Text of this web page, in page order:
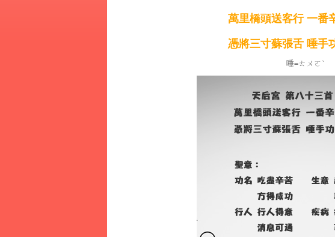
萬里橋頭送客行 一番
憑將三寸蘇張舌 唾手
唾=ㄊㄨㄛˋ